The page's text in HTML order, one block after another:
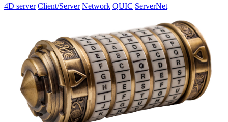
4D server Client/Server Network QUIC ServerNet